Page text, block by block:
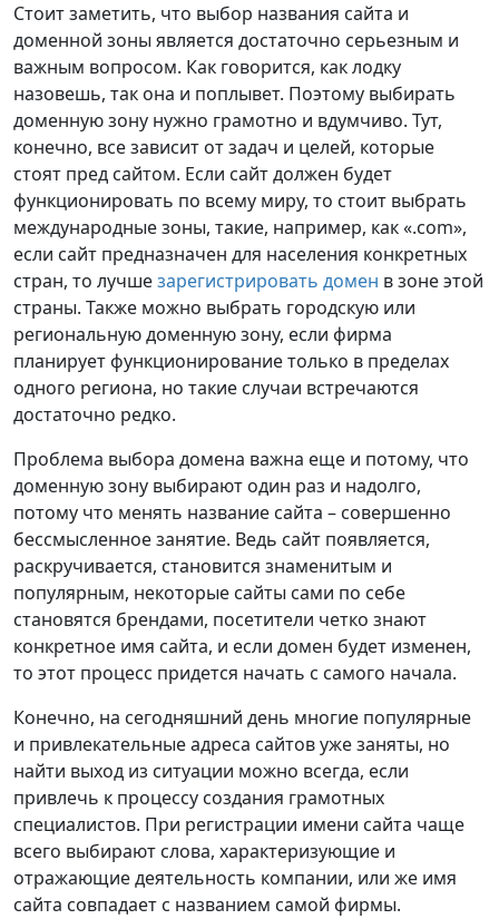
Стоит заметить, что выбор названия сайта и
доменной зоны является достаточно серьезным и
важным вопросом. Как говорится, как лодку
назовешь, так она и поплывет. Поэтому выбирать
доменную зону нужно грамотно и вдумчиво. Тут,
конечно, все зависит от задач и целей, которые
стоят пред сайтом. Если сайт должен будет
функционировать по всему миру, то стоит выбрать
международные зоны, такие, например, как «.com»,
если сайт предназначен для населения конкретных
стран, то лучшезарегистрировать домен в зоне этой
страны. Также можно выбрать городскую или
региональную доменную зону, если фирма
планирует функционирование только в пределах
одного региона, но такие случаи встречаются
достаточно редко.
Проблема выбора домена важна еще и потому, что
доменную зону выбирают один раз и надолго,
потому что менять название сайта – совершенно
бессмысленное занятие. Ведь сайт появляется,
раскручивается, становится знаменитым и
популярным, некоторые сайты сами по себе
становятся брендами, посетители четко знают
конкретное имя сайта, и если домен будет изменен,
то этот процесс придется начать с самого начала.
Конечно, на сегодняшний день многие популярные
и привлекательные адреса сайтов уже заняты, но
найти выход из ситуации можно всегда, если
привлечь к процессу создания грамотных
специалистов. При регистрации имени сайта чаще
всего выбирают слова, характеризующие и
отражающие деятельность компании, или же имя
сайта совпадает с названием самой фирмы.